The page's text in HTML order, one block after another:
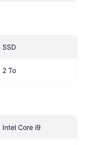
SSD
2 To
Intel Core i9